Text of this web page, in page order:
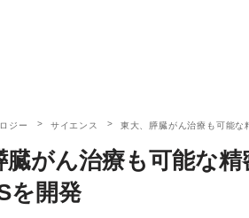
ジー サイエンス 東大、膵臓がん治療も可能な
臓がん治療も可能な
を開発